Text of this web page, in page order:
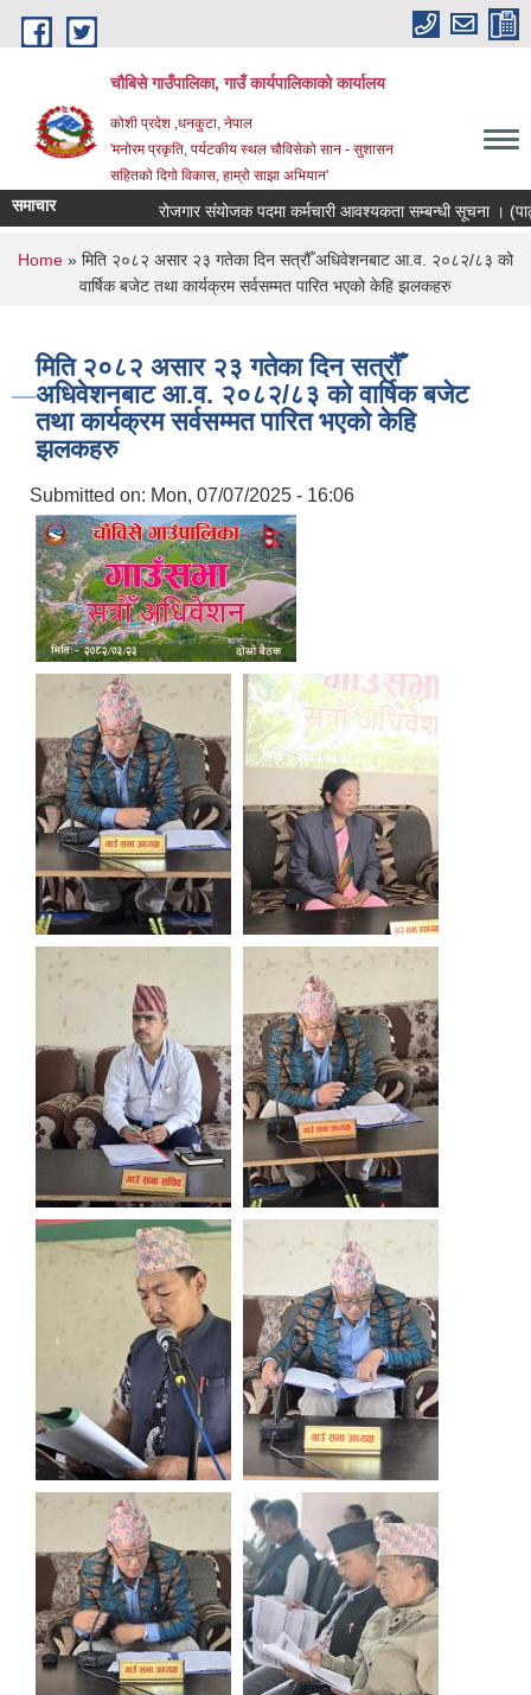
Skip to main content
चौबिसे गाउँपालिका, गाउँ कार्यपालिकाको कार्यालय
कोशी प्रदेश ,धनकुटा, नेपाल
'मनोरम प्रकृति, पर्यटकीय स्थल चौविसेको सान - सुशासन
सहितको दिगो विकास, हाम्रो साझा अभियान'
समाचार रोजगार संयोजक पदमा कर्मचारी आवश्यकता सम्बन्धी सूचना ।
You are here
Home » मिति २०८२ असार २३ गतेका दिन सत्रौँ अधिवेशनबाट आ.व. २०८२/८३ को
वार्षिक बजेट तथा कार्यक्रम सर्वसम्मत पारित भएको केहि झलकहरु
मिति २०८२ असार २३ गतेका दिन सत्रौँ
अधिवेशनबाट आ.व. २०८२/८३ को वार्षिक बजेट
तथा कार्यक्रम सर्वसम्मत पारित भएको केहि
झलकहरु
Submitted on: Mon, 07/07/2025 - 16:06